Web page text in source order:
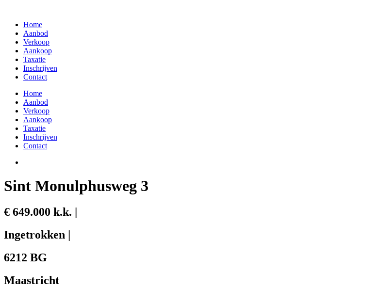
contentHome
Aanbod
Verkoop
Aankoop
Taxatie
Inschrijven
Contact
Home
Aanbod
Verkoop
Aankoop
Taxatie
Inschrijven
Contact
Sint Monulphusweg 3
€ 649.000 k.k. |
Ingetrokken |
6212 BG
Maastricht